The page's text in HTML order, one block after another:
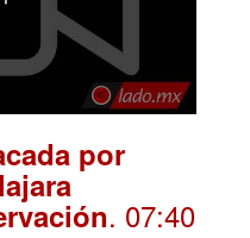
por
. 07:40